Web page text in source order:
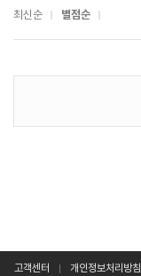
최신순 별점순
고객센터 개인정보처리방침